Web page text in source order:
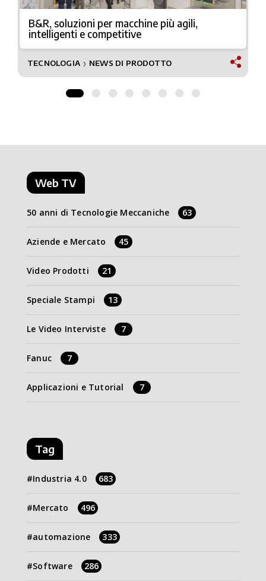
B&R, soluzioni per macchine più agili,
intelligenti e competitive
TECNOLOGIA ❯ NEWS DI PRODOTTO
Web TV
50 anni di Tecnologie Meccaniche 63
Aziende e Mercato 45
Video Prodotti 21
Speciale Stampi 13
Le Video Interviste 7
Fanuc 7
Applicazioni e Tutorial 7
Tag
Industria 4.0 683
Mercato 496
automazione 333
Software 286